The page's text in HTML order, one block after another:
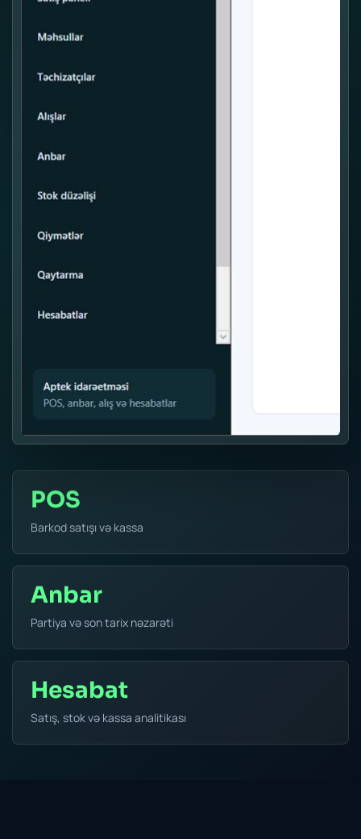
POS
Barkod satışı və kassa
Anbar
Partiya və son tarix nəzarəti
Hesabat
Satış, stok və kassa analitikası